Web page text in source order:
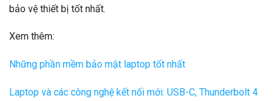
bảo vệ thiết bị tốt nhất.
Xem thêm:
Những phần mềm bảo mật laptop tốt nhất
Laptop và các công nghệ kết nối mới: USB-C, Thunderbolt 4